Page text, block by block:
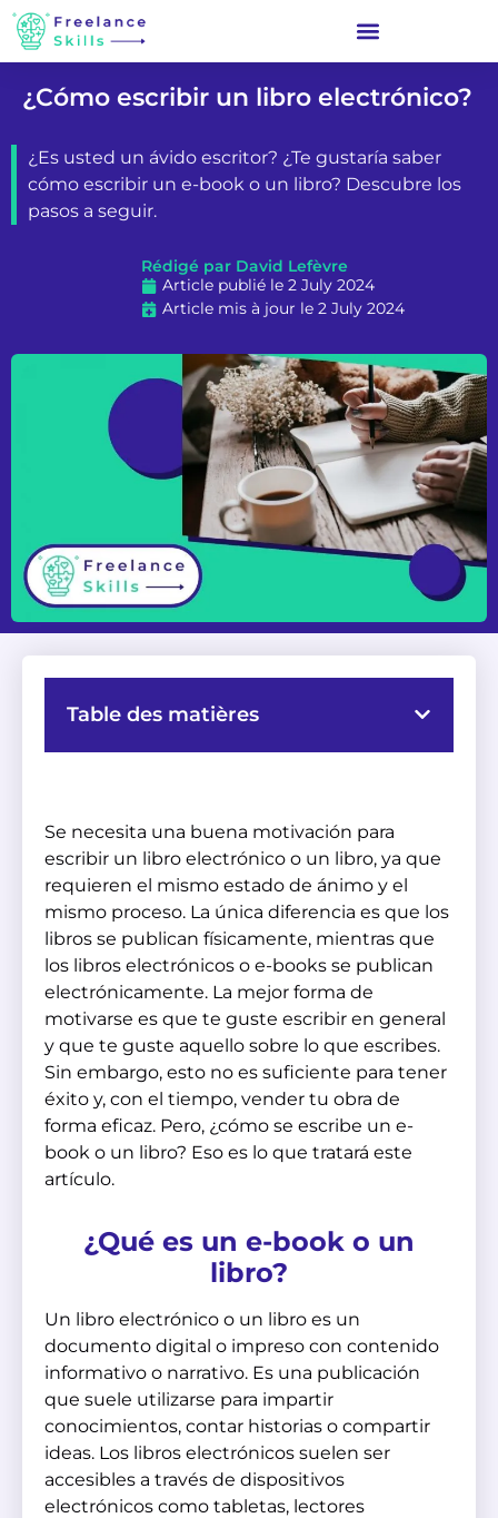
¿Cómo escribir un libro electrónico?
¿Es usted un ávido escritor? ¿Te gustaría saber
cómo escribir un e-book o un libro? Descubre los
pasos a seguir.
Rédigé par David Lefèvre
Article publié le 2 July 2024
Article mis à jour le 2 July 2024
Table des matières
Se necesita una buena motivación para
escribir un libro electrónico o un libro, ya que
requieren el mismo estado de ánimo y el
mismo proceso. La única diferencia es que los
libros se publican físicamente, mientras que
los libros electrónicos o e-books se publican
electrónicamente. La mejor forma de
motivarse es que te guste escribir en general
y que te guste aquello sobre lo que escribes.
Sin embargo, esto no es suficiente para tener
éxito y, con el tiempo, vender tu obra de
forma eficaz. Pero, ¿cómo se escribe un e-
book o un libro? Eso es lo que tratará este
artículo.
¿Qué es un e-book o un
libro?
Un libro electrónico o un libro es un
documento digital o impreso con contenido
informativo o narrativo. Es una publicación
que suele utilizarse para impartir
conocimientos, contar historias o compartir
ideas. Los libros electrónicos suelen ser
accesibles a través de dispositivos
electrónicos como tabletas, lectores